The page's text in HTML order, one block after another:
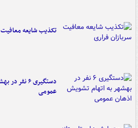
تکذیب شایعه معافیت
دستگیری ۶
عمومی